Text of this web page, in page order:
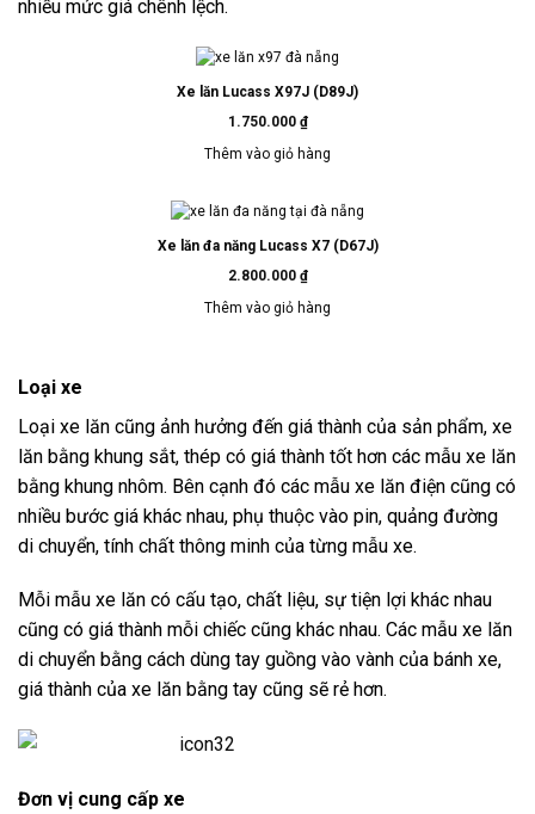
nhiều mức giá chênh lệch.
Xe lăn Lucass X97J (D89J)
1.750.000 ₫
Thêm vào giỏ hàng
Xe lăn đa năng Lucass X7 (D67J)
2.800.000 ₫
Thêm vào giỏ hàng
Loại xe
Loại xe lăn cũng ảnh hưởng đến giá thành của sản phẩm, xe
lăn bằng khung sắt, thép có giá thành tốt hơn các mẫu xe lăn
bằng khung nhôm. Bên cạnh đó các mẫu xe lăn điện cũng có
nhiều bước giá khác nhau, phụ thuộc vào pin, quảng đường
di chuyển, tính chất thông minh của từng mẫu xe.
Mỗi mẫu xe lăn có cấu tạo, chất liệu, sự tiện lợi khác nhau
cũng có giá thành mỗi chiếc cũng khác nhau. Các mẫu xe lăn
di chuyển bằng cách dùng tay guồng vào vành của bánh xe,
giá thành của xe lăn bằng tay cũng sẽ rẻ hơn.
Đơn vị cung cấp xe